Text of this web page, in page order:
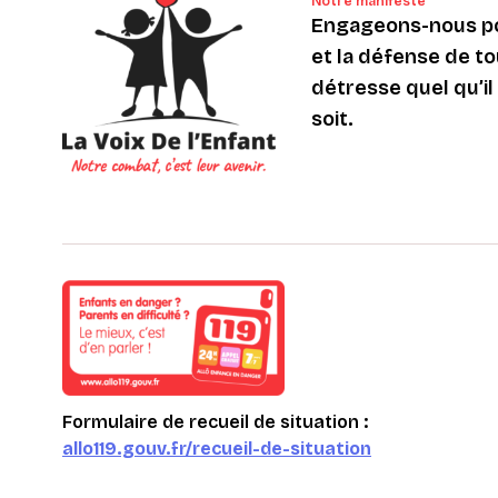
Engageons-nous
et la défense de
détresse quel qu’il
soit.
Formulaire de recueil de situation :
allo119.gouv.fr/recueil-de-situation